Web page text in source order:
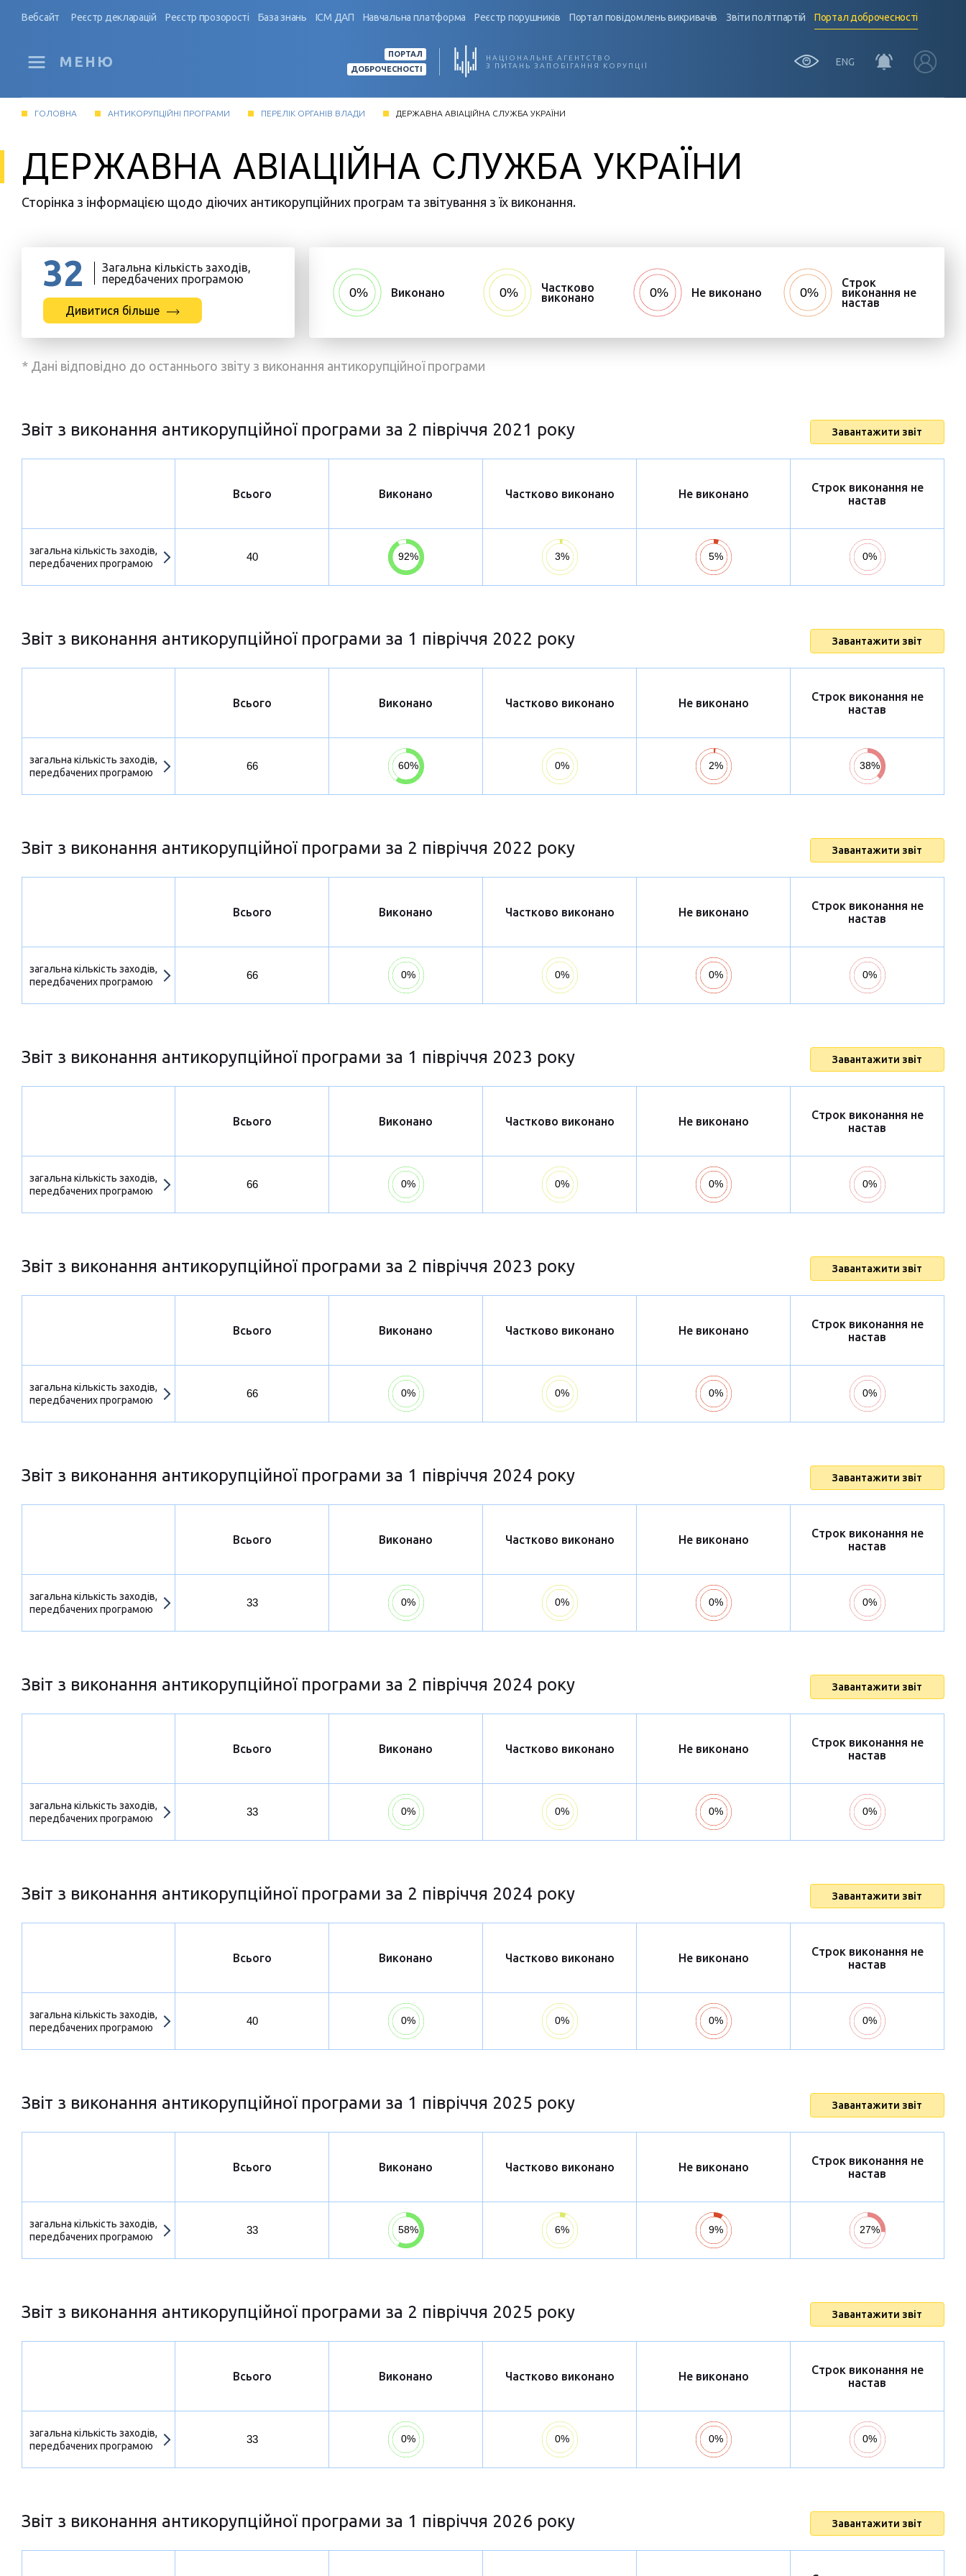
Вебсайт Реєстр декларацій Реєстр прозорості База знань ІСМ ДАП Навчальна платформа Реєстр порушників Портал повідомлень викривачів Звіти політпартій Портал доброчесності
МЕНЮ
ПОРТАЛ
ДОБРОЧЕСНОСТІ
НАЦІОНАЛЬНЕ АГЕНТСТВО
З ПИТАНЬ ЗАПОБІГАННЯ КОРУПЦІЇ
ENG
ГОЛОВНА АНТИКОРУПЦІЙНІ ПРОГРАМИ ПЕРЕЛІК ОРГАНІВ ВЛАДИ ДЕРЖАВНА АВІАЦІЙНА СЛУЖБА УКРАЇНИ
ДЕРЖАВНА АВІАЦІЙНА СЛУЖБА УКРАЇНИ
Сторінка з інформацією щодо діючих антикорупційних програм та звітування з їх виконання.
32
Загальна кількість заходів,
передбачених програмою
Дивитися більше
Виконано Частково
виконано Не виконано
Строк
виконання не
настав
* Дані відповідно до останнього звіту з виконання антикорупційної програми
Звіт з виконання антикорупційної програми за 2 півріччя 2021 року Завантажити звіт
Всього Виконано Частково виконано Не виконано
Строк виконання не
настав
загальна кількість заходів,
передбачених програмою
40
Звіт з виконання антикорупційної програми за 1 півріччя 2022 року Завантажити звіт
Всього Виконано Частково виконано Не виконано
Строк виконання не
настав
загальна кількість заходів,
передбачених програмою
66
Звіт з виконання антикорупційної програми за 2 півріччя 2022 року Завантажити звіт
Всього Виконано Частково виконано Не виконано
Строк виконання не
настав
загальна кількість заходів,
передбачених програмою
66
Звіт з виконання антикорупційної програми за 1 півріччя 2023 року Завантажити звіт
Всього Виконано Частково виконано Не виконано
Строк виконання не
настав
загальна кількість заходів,
передбачених програмою
66
Звіт з виконання антикорупційної програми за 2 півріччя 2023 року Завантажити звіт
Всього Виконано Частково виконано Не виконано
Строк виконання не
настав
загальна кількість заходів,
передбачених програмою
66
Звіт з виконання антикорупційної програми за 1 півріччя 2024 року Завантажити звіт
Всього Виконано Частково виконано Не виконано
Строк виконання не
настав
загальна кількість заходів,
передбачених програмою
33
Звіт з виконання антикорупційної програми за 2 півріччя 2024 року Завантажити звіт
Всього Виконано Частково виконано Не виконано
Строк виконання не
настав
загальна кількість заходів,
передбачених програмою
33
Звіт з виконання антикорупційної програми за 2 півріччя 2024 року Завантажити звіт
Всього Виконано Частково виконано Не виконано
Строк виконання не
настав
загальна кількість заходів,
передбачених програмою
40
Звіт з виконання антикорупційної програми за 1 півріччя 2025 року Завантажити звіт
Всього Виконано Частково виконано Не виконано
Строк виконання не
настав
загальна кількість заходів,
передбачених програмою
33
Звіт з виконання антикорупційної програми за 2 півріччя 2025 року Завантажити звіт
Всього Виконано Частково виконано Не виконано
Строк виконання не
настав
загальна кількість заходів,
передбачених програмою
33
Звіт з виконання антикорупційної програми за 1 півріччя 2026 року Завантажити звіт